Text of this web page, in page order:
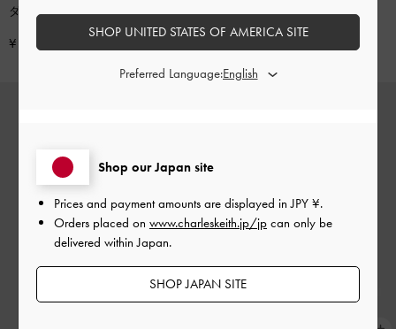
ダーバッグ-ノワール
¥ 13,900
ダーバッグ-エスプレッソブラウ
ン
Shop our Japan site
Prices and payment amounts are displayed inJPY ¥.
Orders placed on www.charleskeith.jp/jp can only be
delivered within Japan.
SHOP JAPAN SITE
SHOP UNITED STATES OF AMERICA SITE
Preferred Language: